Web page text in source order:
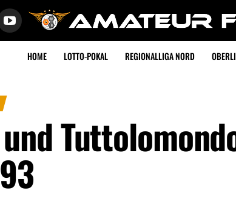
HOME LOTTO-POKAL REGIONALLIGA NORD